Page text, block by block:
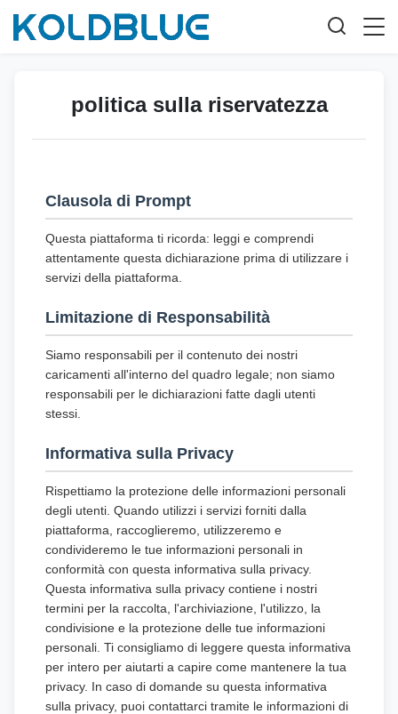
politica sulla riservatezza
Clausola di Prompt
Questa piattaforma ti ricorda: leggi e comprendi
attentamente questa dichiarazione prima di utilizzare i
servizi della piattaforma.
Limitazione di Responsabilità
Siamo responsabili per il contenuto dei nostri
caricamenti all'interno del quadro legale; non siamo
responsabili per le dichiarazioni fatte dagli utenti
stessi.
Informativa sulla Privacy
Rispettiamo la protezione delle informazioni personali
degli utenti. Quando utilizzi i servizi forniti dalla
piattaforma, raccoglieremo, utilizzeremo e
condivideremo le tue informazioni personali in
conformità con questa informativa sulla privacy.
Questa informativa sulla privacy contiene i nostri
termini per la raccolta, l'archiviazione, l'utilizzo, la
condivisione e la protezione delle tue informazioni
personali. Ti consigliamo di leggere questa informativa
per intero per aiutarti a capire come mantenere la tua
privacy. In caso di domande su questa informativa
sulla privacy, puoi contattarci tramite le informazioni di